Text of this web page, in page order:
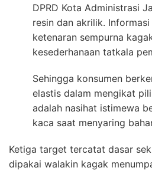
DPRD Kota Administrasi
resin dan akrilik.
ketenaran sempurna
kesederhanaan tatkala
Sehingga konsumen
elastis dalam mengikat
adalah nasihat istimewa
kaca saat menyaring
Ketiga target tercatat dasar
dipakai walakin kagak